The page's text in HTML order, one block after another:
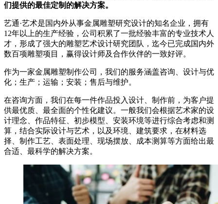
们提供的最佳定制的解决方案。
艺通·艺术是国内外从事金属雕塑研究设计的知名企业，拥有
12年以上的生产经验，公司积累了一批经验丰富的专业技术人
才，形成了强大的雕塑艺术设计研究团队，迄今已完成国内外
数百项雕塑项目，赢得设计师及合作伙伴的一致好评。
作为一家金属雕塑制作公司，我们的服务涵盖咨询、设计与优
化；生产；运输；安装；售后与维护。
在咨询方面，我们在每一件作品投入设计、制作前，为客户提
供最优质、最全面的个性化建议。一般我们会根据艺术家的设
计理念、作品特征、初步模型、安装环境等进行综合考虑和测
算，结合实际设计与艺术，以及环境、建筑要求，在材料选
择、制作工艺、表面处理、现场摆放、成本测算等方面给出最
合适、最科学的解决方案。